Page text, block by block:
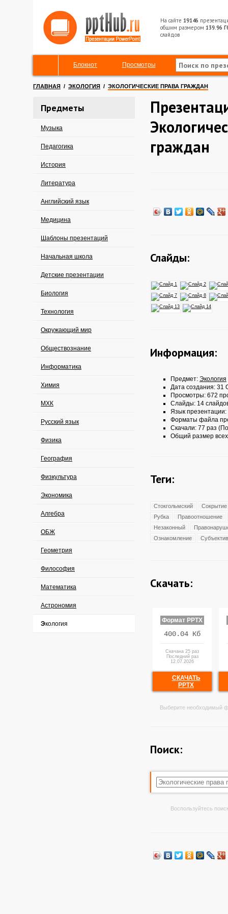
На сайте 19146
общим размером 139.96
слайдов
Блокнот Просмотры
ГЛАВНАЯ / ЭКОЛОГИЯ / ЭКОЛОГИЧЕСКИЕ ПРАВА ГРАЖДАН
Предметы
Музыка
Педагогика
История
Литература
Английский язык
Медицина
Шаблоны презентаций
Начальная школа
Детские презентации
Биология
Технология
Окружающий мир
Обществознание
Информатика
Химия
МХК
Русский язык
Физика
География
Физкультура
Экономика
Алгебра
ОБЖ
Геометрия
Философия
Математика
Астрономия
Экология
граждан
Слайды:
Информация:
Предмет: Экология
Дата создания: 31
Просмотры: 672
Слайды: 14
Язык презентации:
Форматы файла
Скачали: 77 раз
Общий размер
Теги:
Стокгольмский
Сокрытие
Рубка
Правоотношение
Незаконный
Ознакомление
Скачать:
Формат PPTX
400.04 Кб
Скачана 25 раз
Последний раз
12.07.2026
СКАЧАТЬ
PPTX
Выберите необходимый
Поиск:
Воспользуйтесь